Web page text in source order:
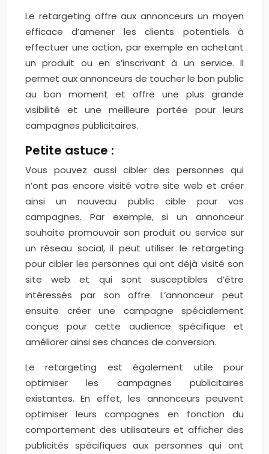
Le retargeting offre aux annonceurs un moyen
efficace d’amener les clients potentiels à
effectuer une action, par exemple en achetant
un produit ou en s’inscrivant à un service. Il
permet aux annonceurs de toucher le bon public
au bon moment et offre une plus grande
visibilité et une meilleure portée pour leurs
campagnes publicitaires.
Petite astuce :
Vous pouvez aussi cibler des personnes qui
n’ont pas encore visité votre site web et créer
ainsi un nouveau public cible pour vos
campagnes. Par exemple, si un annonceur
souhaite promouvoir son produit ou service sur
un réseau social, il peut utiliser le retargeting
pour cibler les personnes qui ont déjà visité son
site web et qui sont susceptibles d’être
intéressés par son offre. L’annonceur peut
ensuite créer une campagne spécialement
conçue pour cette audience spécifique et
améliorer ainsi ses chances de conversion.
Le retargeting est également utile pour
optimiser les campagnes publicitaires
existantes. En effet, les annonceurs peuvent
optimiser leurs campagnes en fonction du
comportement des utilisateurs et afficher des
publicités spécifiques aux personnes qui ont